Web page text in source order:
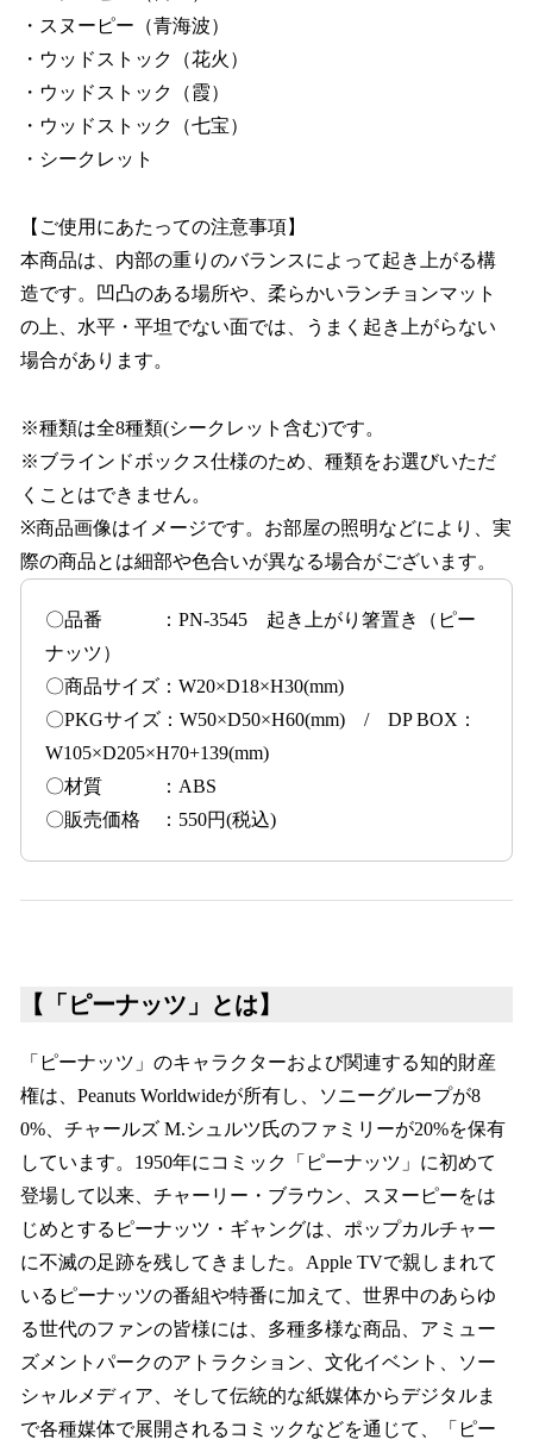
・スヌーピー（青海波）
・ウッドストック（花火）
・ウッドストック（霞）
・ウッドストック（七宝）
・シークレット
【ご使用にあたっての注意事項】
本商品は、内部の重りのバランスによって起き上がる構
造です。凹凸のある場所や、柔らかいランチョンマット
の上、水平・平坦でない面では、うまく起き上がらない
場合があります。
※種類は全8種類(シークレット含む)です。
※ブラインドボックス仕様のため、種類をお選びいただ
くことはできません。
※商品画像はイメージです。お部屋の照明などにより、実
際の商品とは細部や色合いが異なる場合がございます。
〇品番 ：PN-3545 起き上がり箸置き（ピー
ナッツ）
〇商品サイズ：W20×D18×H30(mm)
〇PKGサイズ：W50×D50×H60(mm) / DP BOX：
W105×D205×H70+139(mm)
〇材質 ：ABS
〇販売価格 ：550円(税込)
【「ピーナッツ」とは】
「ピーナッツ」のキャラクターおよび関連する知的財産
権は、Peanuts Worldwideが所有し、ソニーグループが8
0%、チャールズ M.シュルツ氏のファミリーが20%を保有
しています。1950年にコミック「ピーナッツ」に初めて
登場して以来、チャーリー・ブラウン、スヌーピーをは
じめとするピーナッツ・ギャングは、ポップカルチャー
に不滅の足跡を残してきました。Apple TVで親しまれて
いるピーナッツの番組や特番に加えて、世界中のあらゆ
る世代のファンの皆様には、多種多様な商品、アミュー
ズメントパークのアトラクション、文化イベント、ソー
シャルメディア、そして伝統的な紙媒体からデジタルま
で各種媒体で展開されるコミックなどを通じて、「ピー